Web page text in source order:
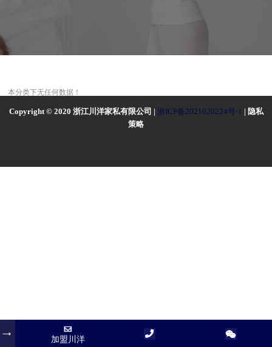
本分类下无任何数据！
Copyright © 2020 浙江川洋家私有限公司 | 浙ICP备2021020224号-1 | 隐私
策略
加盟川洋
加盟川洋